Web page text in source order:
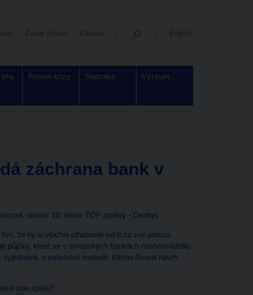
Řešení krize Statistika Výzkum
záchrana bank v
strana: 10, téma: TOP zprávy - Osoby)
že by si všichni střadatelé ručili za své peníze
půjčky, které se v evropských bankách nashromáždily.
v salámové metodě, kterou Brusel návrh
unie spěje?